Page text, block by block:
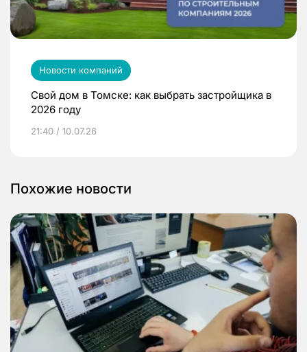
Новости компаний
Свой дом в Томске: как выбрать застройщика в
2026 году
21:40 / 10.07.26
Похожие новости